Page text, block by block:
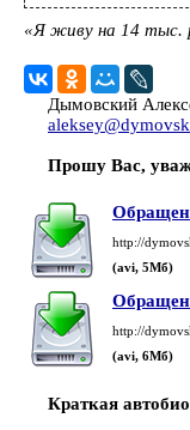
«Я живу на 14 тыс.
Дымовский
Прошу Вас,
http://
(avi, 5Мб)
http://
(avi, 6Мб)
Краткая